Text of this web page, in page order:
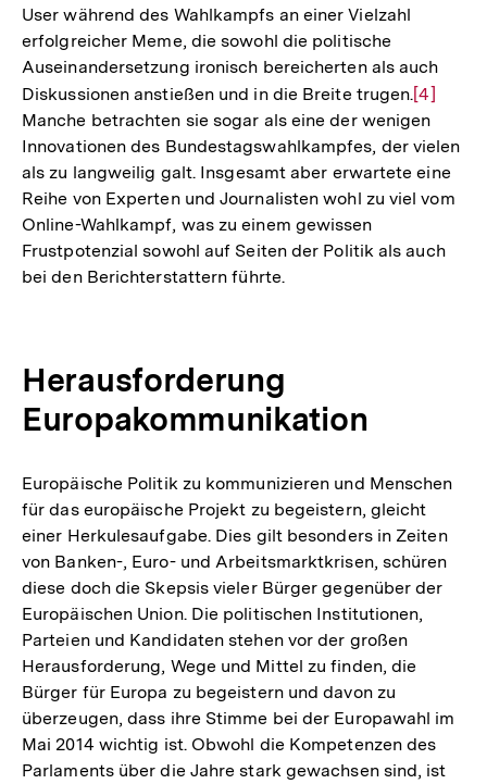
User während des Wahlkampfs an einer Vielzahl
erfolgreicher Meme, die sowohl die politische
Auseinandersetzung ironisch bereicherten als auch
Diskussionen anstießen und in die Breite trugen.Zur
der
Fußnote
[4]
Manche betrachten sie sogar als eine der wenigen
Innovationen des Bundestagswahlkampfes, der vielen
als zu langweilig galt. Insgesamt aber erwartete eine
Reihe von Experten und Journalisten wohl zu viel vom
Online-Wahlkampf, was zu einem gewissen
Frustpotenzial sowohl auf Seiten der Politik als auch
bei den Berichterstattern führte.
Herausforderung
Europakommunikation
Europäische Politik zu kommunizieren und Menschen
für das europäische Projekt zu begeistern, gleicht
einer Herkulesaufgabe. Dies gilt besonders in Zeiten
von Banken-, Euro- und Arbeitsmarktkrisen, schüren
diese doch die Skepsis vieler Bürger gegenüber der
Europäischen Union. Die politischen Institutionen,
Parteien und Kandidaten stehen vor der großen
Herausforderung, Wege und Mittel zu finden, die
Bürger für Europa zu begeistern und davon zu
überzeugen, dass ihre Stimme bei der Europawahl im
Mai 2014 wichtig ist. Obwohl die Kompetenzen des
Parlaments über die Jahre stark gewachsen sind, ist